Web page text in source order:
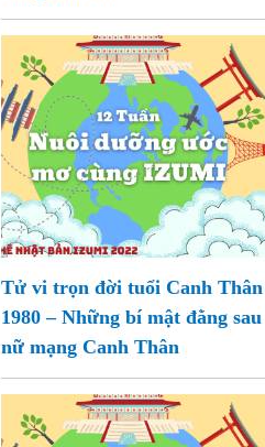
Tử vi trọn đời tuổi Canh Thân
1980 – Những bí mật đằng sau
nữ mạng Canh Thân